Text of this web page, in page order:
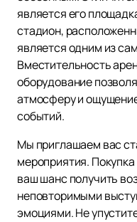
является его
стадион,
является одним из
Вместительность
оборудование
атмосферу и
событий.
Мы приглашаем вас
мероприятия.
ваш шанс получить
неповторимыми
эмоциями. Не